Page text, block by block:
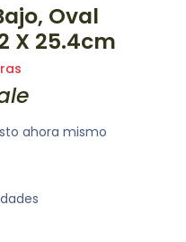
Oval
X 25.4cm
ahora mismo